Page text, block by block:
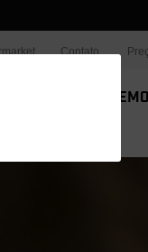
Contato
Como